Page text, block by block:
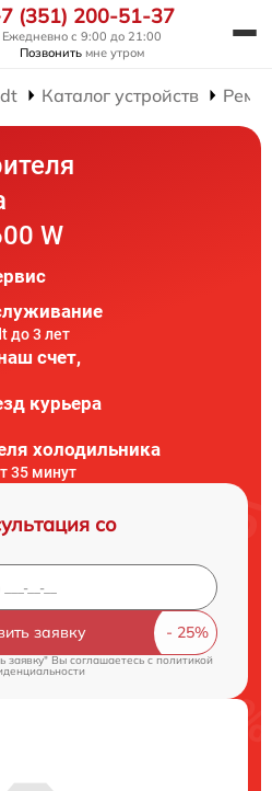
(351) 200-51-37
Ежедневно с 9:00 до 21:00
Позвонить мне утром
Каталог устройств
W
до 3 лет
счет,
курьера
холодильника
35 минут
со
заявку
заявку" Вы соглашаетесь cполитикой